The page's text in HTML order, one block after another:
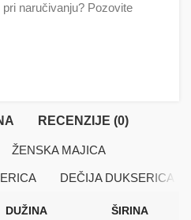
naručivanju? Pozovite
RECENZIJE (0)
ŽENSKA MAJICA
DEČIJA DUKSERICA
DUŽINA ŠIRINA